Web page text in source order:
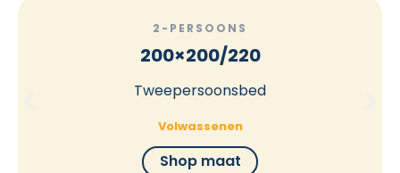
2-PERSOONS
200×200/220
Tweepersoonsbed
Volwassenen
Shop maat